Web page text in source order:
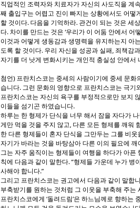
직업적인 조력자와 치료자가 자신의 사도직을 계
째 출입구는 어렵고 진이 빠지는 상황에서도 어
할 것이다. 다음을 기억하라. 관건이 되는 것은 세
다. 차이를 만드는 것은 ‘우리가 이 어둠 안에서 어
이것과 어떻게 생동감과 생명력을 유지하는지 아
도록 할 것이다. 우리 자신을 성공과 실패 , 죄책감
자기를 더 낫게 변화시키는 개인적 충실성 안에서
첨언) 프란치스코는 중세의 사람이기에 중세 문
습니다. 그런 문화의 영향으로 프란치스코는 극기
프란치스코는 자신의 욕구를 부정적으로만 보지
이들을 섬기곤 하였습니다.
하루는 한 형제가 단식을 너무 해서 잠을 자다가
게만 먹을 것을 주지 않고, 다른 모든 형제를 깨워
한 다른 형제들이 혼자 단식을 그만두는 그를 비웃
자기가 바라는 것을 바탕삼아 다른 이의 필요에
그는 자주 움직이는 형제들이 여행을 하다가 아
칙에 다음과 같이 말한다. “형제들 가운데 누가 병
사해야 합니다.”
그리고 프란치스코는 권고에서 다음과 같이 말합
부축받기를 원하는 것처럼 그 이웃을 부축해 주는
프란치스코에게 ‘돌려드림’은 하느님께로 향하는